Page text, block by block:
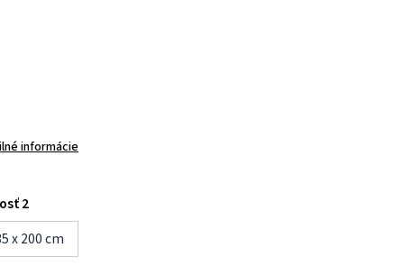
informácie
2
x 200 cm